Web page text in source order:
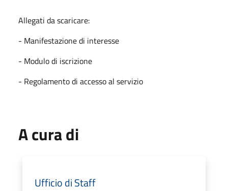
Allegati da scaricare:
- Manifestazione di interesse
- Modulo di iscrizione
- Regolamento di accesso al servizio
A cura di
Ufficio di Staff